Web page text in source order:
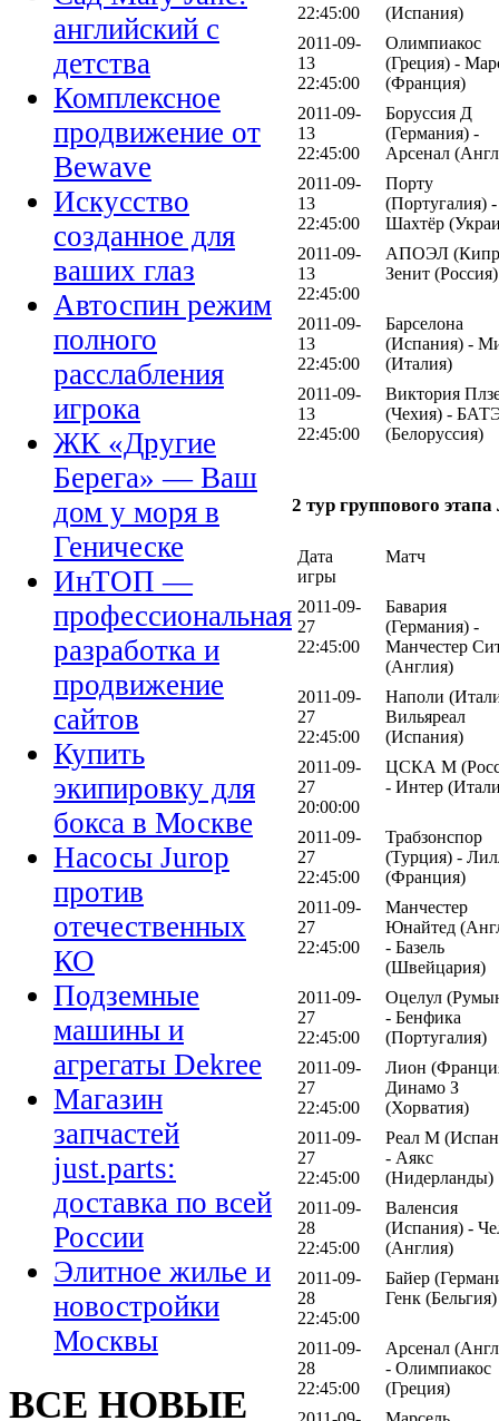
английский с
детства
Комплексное
продвижение от
Bewave
Искусство
созданное для
ваших глаз
Автоспин режим
полного
расслабления
игрока
ЖК «Другие
Берега» — Ваш
дом у моря в
Геническе
ИнТОП —
профессиональная
разработка и
продвижение
сайтов
Купить
экипировку для
бокса в Москве
Насосы Jurop
против
отечественных
КО
Подземные
машины и
агрегаты Dekree
Магазин
запчастей
just.parts:
доставка по всей
России
Элитное жилье и
новостройки
Москвы
ВСЕ НОВЫЕ
22:45:00
(Испания)
2011-09-
13
22:45:00
Олимпиакос
(Греция) -
(Франция)
2011-09-
13
22:45:00
Боруссия Д
(Германия) -
Арсенал
2011-09-
13
22:45:00
Порту
(Португалия) -
Шахтёр
2011-09-
13
22:45:00
АПОЭЛ
Зенит (Россия)
2011-09-
13
22:45:00
Барселона
(Испания) -
(Италия)
2011-09-
13
22:45:00
Виктория
(Чехия) -
(Белоруссия)
2 тур группового
Дата
игры
Матч
2011-09-
27
22:45:00
Бавария
(Германия) -
Манчестер
(Англия)
2011-09-
27
22:45:00
Наполи
Вильяреал
(Испания)
2011-09-
27
20:00:00
ЦСКА М
- Интер
2011-09-
27
22:45:00
Трабзонспор
(Турция) -
(Франция)
2011-09-
27
22:45:00
Манчестер
Юнайтед
- Базель
(Швейцария)
2011-09-
27
22:45:00
Оцелул
- Бенфика
(Португалия)
2011-09-
27
22:45:00
Лион
Динамо З
(Хорватия)
2011-09-
27
22:45:00
Реал М
- Аякс
(Нидерланды)
2011-09-
28
22:45:00
Валенсия
(Испания) -
(Англия)
2011-09-
28
22:45:00
Байер
Генк (Бельгия)
2011-09-
28
22:45:00
Арсенал
- Олимпиакос
(Греция)